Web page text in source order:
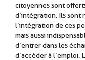
citoyennes sont
d’intégration. Ils sont
l’intégration de ces
mais aussi
d’entrer dans les
d’accéder à l’emploi.